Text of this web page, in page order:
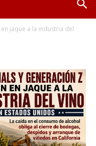
jaque a la industria del